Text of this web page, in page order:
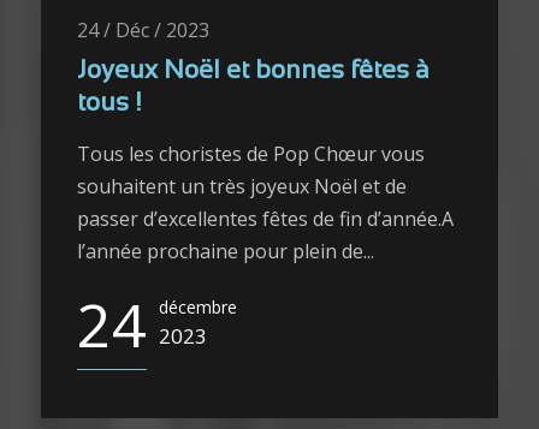
24 / Déc / 2023
Joyeux Noël et bonnes fêtes à
tous !
Tous les choristes de Pop Chœur vous
souhaitent un très joyeux Noël et de
passer d’excellentes fêtes de fin d’année.A
l’année prochaine pour plein de...
24 décembre
2023